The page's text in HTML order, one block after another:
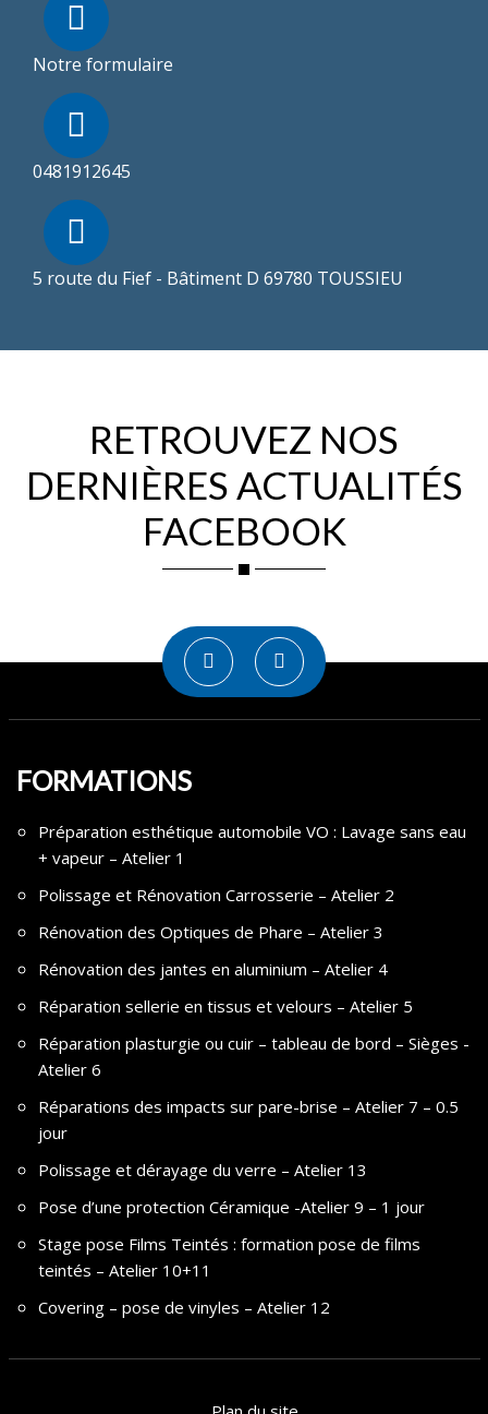
Notre formulaire
0481912645
5 route du Fief - Bâtiment D 69780 TOUSSIEU
RETROUVEZ NOS
DERNIÈRES ACTUALITÉS
FACEBOOK
FORMATIONS
Préparation esthétique automobile VO : Lavage sans eau
+ vapeur – Atelier 1
Polissage et Rénovation Carrosserie – Atelier 2
Rénovation des Optiques de Phare – Atelier 3
Rénovation des jantes en aluminium – Atelier 4
Réparation sellerie en tissus et velours – Atelier 5
Réparation plasturgie ou cuir – tableau de bord – Sièges -
Atelier 6
Réparations des impacts sur pare-brise – Atelier 7 – 0.5
jour
Polissage et dérayage du verre – Atelier 13
Pose d’une protection Céramique -Atelier 9 – 1 jour
Stage pose Films Teintés : formation pose de films
teintés – Atelier 10+11
Covering – pose de vinyles – Atelier 12